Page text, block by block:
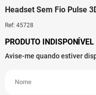
Headset Sem Fio Pulse
Ref: 45728